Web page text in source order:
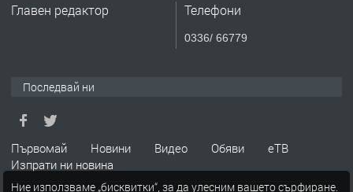
ТЪРСИ Търсим работник
Главен редактор Телефони
0336/ 66779
Последвай ни
Първомай Новини Видео Обяви
еТВ
Изпрати ни новина
Ние използваме „бисквитки“, за да улесним вашето сърфиране.